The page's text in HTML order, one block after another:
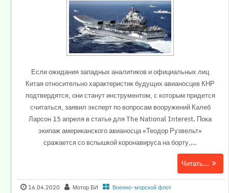
Если ожидания западных аналитиков и официальных лиц
Китая относительно характеристик будущих авианосцев КНР
подтвердятся, они станут инструментом, с которым придется
считаться, заявил эксперт по вопросам вооружений Калеб
Ларсон 15 апреля в статье для The National Interest. Пока
экипаж американского авианосца «Теодор Рузвельт»
сражается со вспышкой коронавируса на борту,...
Читать...
16.04.2020 Мотор БИ
Военно-морской флот